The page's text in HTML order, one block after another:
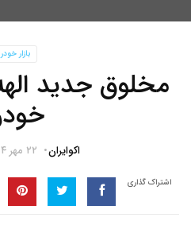
بازار
مخلوق جدید
اکوایران ۲۲ مهر ۱۴۰۴
اشتراک گذاری